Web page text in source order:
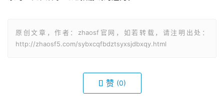
原创文章，作者：zhaosf官网，如若转载，请注明出处：
http://zhaosf5.com/sybxcqfbdztsyxsjdbxqy.html
赞 (0)